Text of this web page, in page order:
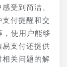
受到简洁、
付提醒和交
使用户能够
支付还提供
关问题的解